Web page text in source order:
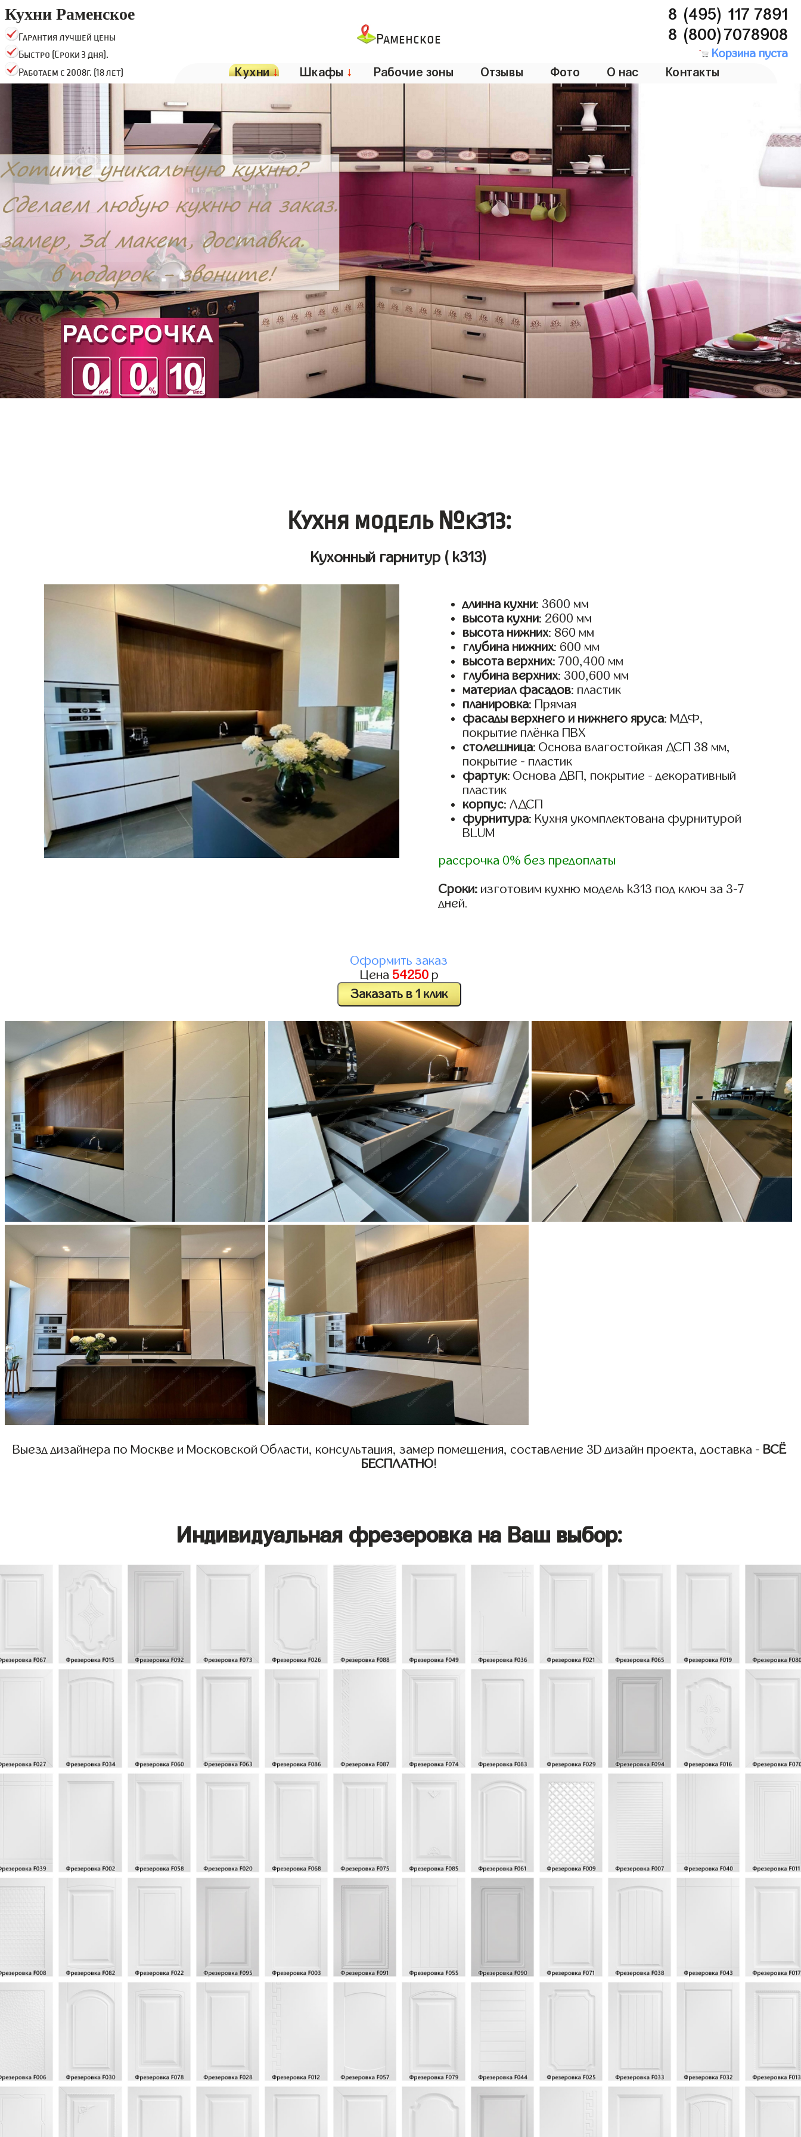
Кухни Раменское
Гарантия лучшей цены
Быстро (Сроки 3 дня).
Работаем с 2008г. (18 лет)
Раменское
8 (495) 117 7891
8 (800)7078908
Корзина пуста
Кухни↓ Шкафы ↓ Рабочие зоны Отзывы Фото О нас Контакты
Кухня модель №k313:
Кухонный гарнитур ( k313)
длинна кухни: 3600 мм
высота кухни: 2600 мм
высота нижних: 860 мм
глубина нижних: 600 мм
высота верхних: 700,400 мм
глубина верхних: 300,600 мм
материал фасадов: пластик
планировка: Прямая
фасады верхнего и нижнего яруса: МДФ,
покрытие плёнка ПВХ
столешница: Основа влагостойкая ДСП 38 мм,
покрытие - пластик
фартук: Основа ДВП, покрытие - декоративный
пластик
корпус: ЛДСП
фурнитура: Кухня укомплектована фурнитурой
BLUM
рассрочка 0% без предоплаты
Сроки: изготовим кухню модель k313 под ключ за 3-7
дней.
Оформить заказ
Цена 54250р
Заказать в 1 клик
Выезд дизайнера по Москве и Московской Области, консультация, замер помещения, составление 3D дизайн проекта, доставка - ВСЁ
БЕСПЛАТНО!
Индивидуальная фрезеровка на Ваш выбор: